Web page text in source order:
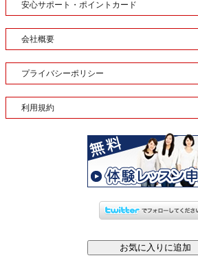
安心サポート・ポイントカード
会社概要
プライバシーポリシー
利用規約